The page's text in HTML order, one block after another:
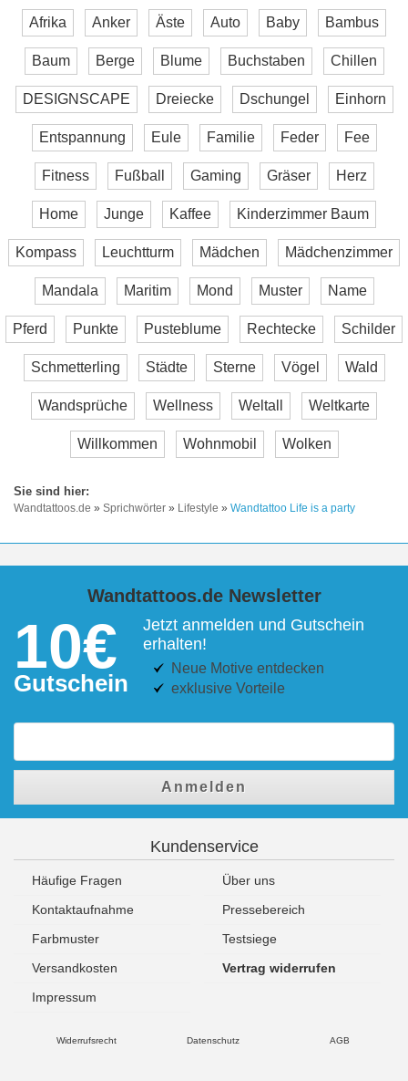
Afrika Anker Äste Auto Baby Bambus
Baum Berge Blume Buchstaben Chillen
DESIGNSCAPE Dreiecke Dschungel Einhorn
Entspannung Eule Familie Feder Fee
Fitness Fußball Gaming Gräser Herz
Home Junge Kaffee Kinderzimmer Baum
Kompass Leuchtturm Mädchen Mädchenzimmer
Mandala Maritim Mond Muster Name
Pferd Punkte Pusteblume Rechtecke Schilder
Schmetterling Städte Sterne Vögel Wald
Wandsprüche Wellness Weltall Weltkarte
Willkommen Wohnmobil Wolken
Wandtattoos.de » Sprichwörter » Lifestyle » Wandtattoo Life is a party
Wandtattoos.de Newsletter
10€
Gutschein
Jetzt anmelden und Gutschein
erhalten!
Neue Motive entdecken
exklusive Vorteile
Anmelden
Kundenservice
Häufige Fragen
Über uns
Kontaktaufnahme
Pressebereich
Farbmuster
Testsiege
Versandkosten
Vertrag widerrufen
Impressum
Widerrufsrecht Datenschutz AGB